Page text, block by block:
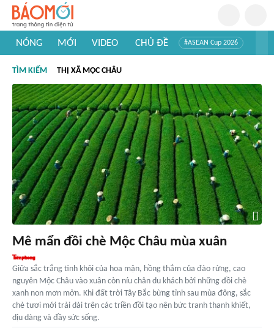
NÓNG MỚI VIDEO CHỦ ĐỀ #ASEAN Cup 2026
#Khám phá thế giới
TÌM KIẾM THỊ XÃ MỘC CHÂU
Mê mẩn đồi chè Mộc Châu mùa xuân
Giữa sắc trắng tinh khôi của hoa mận, hồng thắm của đào rừng, cao
nguyên Mộc Châu vào xuân còn níu chân du khách bởi những đồi chè
xanh non mơn mởn. Khi đất trời Tây Bắc bừng tỉnh sau mùa đông, sắc
chè tươi mới trải dài trên các triền đồi tạo nên bức tranh thanh khiết,
dịu dàng và đầy sức sống.